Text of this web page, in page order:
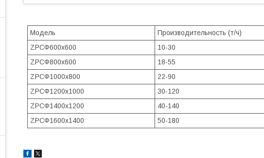
Модель Производительность (т/ч)
ZPCФ600x600
10-30
ZPCФ800x600
18-55
ZPCФ1000x800
22-90
ZPCФ1200x1000
30-120
ZPCФ1400x1200
40-140
ZPCФ1600x1400
50-180